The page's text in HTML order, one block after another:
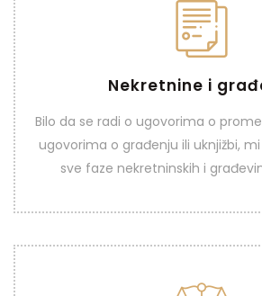
Nekretnine i
Bilo da se radi o ugovorima o
ugovorima o građenju ili uknjižbi,
sve faze nekretninskih i
Nekretnine i
VIDI VIŠE